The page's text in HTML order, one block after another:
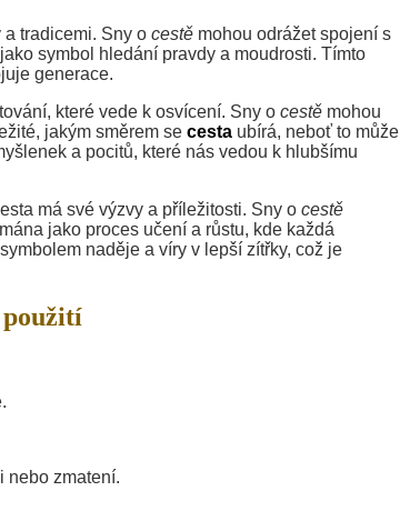
tradicemi. Sny o cestě mohou odrážet spojení s
symbol hledání pravdy a moudrosti. Tímto
generace.
které vede k osvícení. Sny o cestě mohou
jakým směrem se cesta ubírá, neboť to může
a pocitů, které nás vedou k hlubšímu
má své výzvy a příležitosti. Sny o cestě
jako proces učení a růstu, kde každá
naděje a víry v lepší zítřky, což je
nebo zmatení.